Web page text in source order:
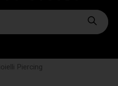
Piercing